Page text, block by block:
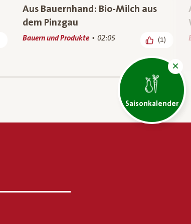
Saisonkalender
Aus Bauernhand: Bio-Milch aus
dem Pinzgau
Bauern und Produkte 02:05 (1)